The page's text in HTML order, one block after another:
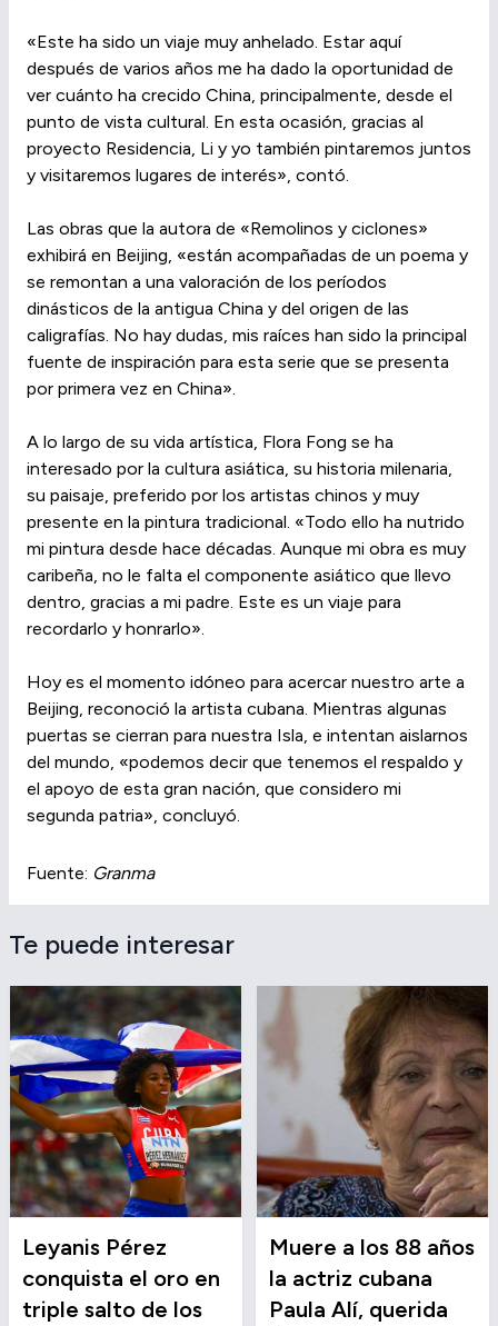
«Este ha sido un viaje muy anhelado. Estar aquí
después de varios años me ha dado la oportunidad de
ver cuánto ha crecido China, principalmente, desde el
punto de vista cultural. En esta ocasión, gracias al
proyecto Residencia, Li y yo también pintaremos juntos
y visitaremos lugares de interés», contó.
Las obras que la autora de «Remolinos y ciclones»
exhibirá en Beijing, «están acompañadas de un poema y
se remontan a una valoración de los períodos
dinásticos de la antigua China y del origen de las
caligrafías. No hay dudas, mis raíces han sido la principal
fuente de inspiración para esta serie que se presenta
por primera vez en China».
A lo largo de su vida artística, Flora Fong se ha
interesado por la cultura asiática, su historia milenaria,
su paisaje, preferido por los artistas chinos y muy
presente en la pintura tradicional. «Todo ello ha nutrido
mi pintura desde hace décadas. Aunque mi obra es muy
caribeña, no le falta el componente asiático que llevo
dentro, gracias a mi padre. Este es un viaje para
recordarlo y honrarlo».
Hoy es el momento idóneo para acercar nuestro arte a
Beijing, reconoció la artista cubana. Mientras algunas
puertas se cierran para nuestra Isla, e intentan aislarnos
del mundo, «podemos decir que tenemos el respaldo y
el apoyo de esta gran nación, que considero mi
segunda patria», concluyó.
Fuente: Granma
Te puede interesar
Leyanis Pérez
conquista el oro en
triple salto de los
Muere a los 88 años
la actriz cubana
Paula Alí, querida